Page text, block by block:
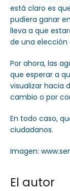
está claro es
pudiera ganar
lleva a que
de una elección
Por ahora, las
que esperar a
visualizar hacia
cambio o por
En todo caso,
ciudadanos.
Imagen:
El autor